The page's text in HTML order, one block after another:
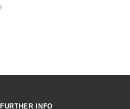
FURTHER INFO